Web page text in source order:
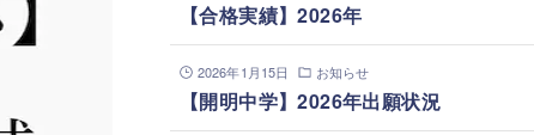
【合格実績】2026年
2026年1月15日 お知らせ
【開明中学】2026年出願状況